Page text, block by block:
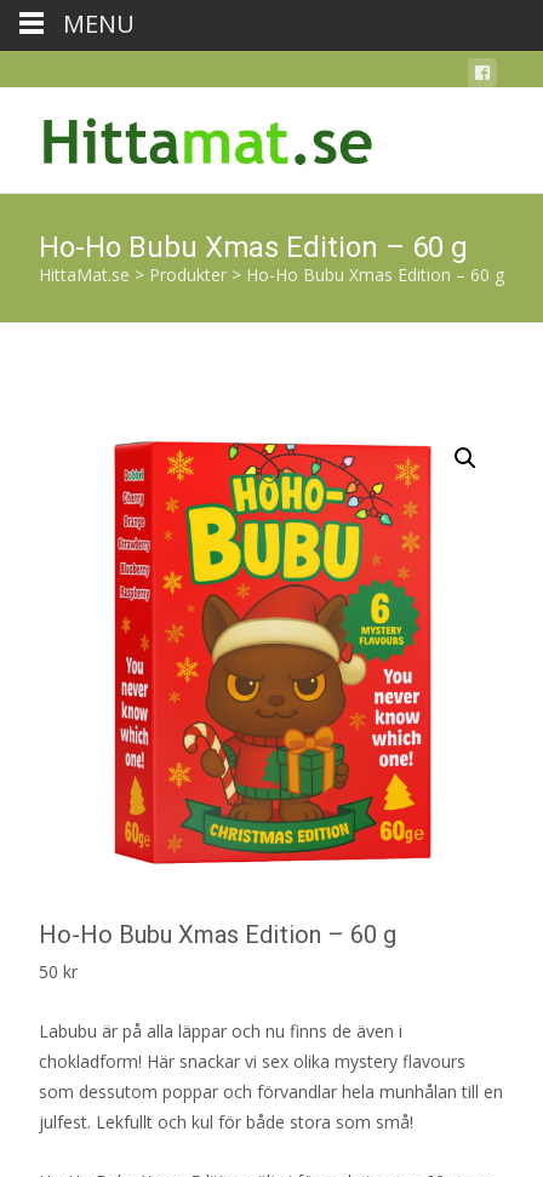
Ho-Ho Bubu Xmas Edition – 60 g
HittaMat.se > Produkter > Ho-Ho Bubu Xmas Edition – 60 g
Ho-Ho Bubu Xmas Edition – 60 g
50 kr
Labubu är på alla läppar och nu finns de även i
chokladform! Här snackar vi sex olika mystery flavours
som dessutom poppar och förvandlar hela munhålan till en
julfest. Lekfullt och kul för både stora som små!
MENU